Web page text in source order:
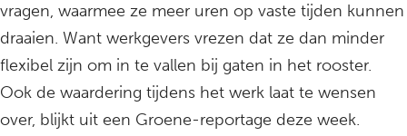
vragen, waarmee ze meer uren op vaste tijden kunnen
draaien. Want werkgevers vrezen dat ze dan minder
flexibel zijn om in te vallen bij gaten in het rooster.
Ook de waardering tijdens het werk laat te wensen
over, blijkt uit een Groene-reportage deze week.